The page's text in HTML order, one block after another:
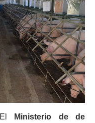
Ministerio de de